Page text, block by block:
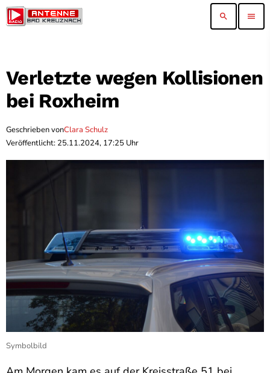
search menu
Verletzte wegen Kollisionen
bei Roxheim
Geschrieben vonClara Schulz
Veröffentlicht: 25.11.2024, 17:25 Uhr
Symbolbild